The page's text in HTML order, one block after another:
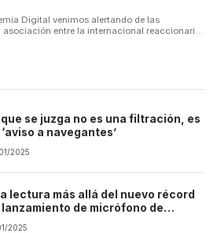
Digital venimos alertando de las
entre la internacional reaccionaria
que se juzga no es una filtración, es
‘aviso a navegantes’
2025
lectura más allá del nuevo récord
lanzamiento de micrófono de
Maestre
2025